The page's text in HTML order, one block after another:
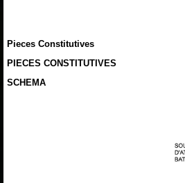
Pieces Constitutives
PIECES CONSTITUTIVES
SCHEMA